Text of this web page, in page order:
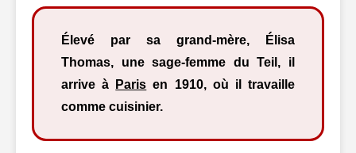
Élevé par sa grand-mère, Élisa
Thomas, une sage-femme du Teil, il
arrive à
Paris en 1910, où il travaille
comme cuisinier.